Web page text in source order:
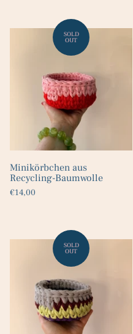
Minikörbchen aus
Recycling-Baumwolle
€14,00